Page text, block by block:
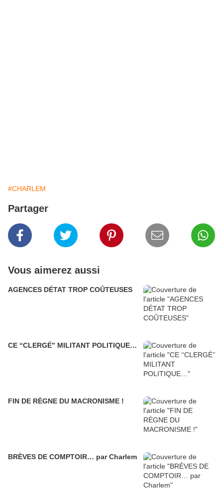
#CHARLEM
Partager
Vous aimerez aussi
AGENCES DÉTAT TROP COÛTEUSES
CE ‘‘CLERGÉ’’ MILITANT POLITIQUE…
FIN DE RÈGNE DU MACRONISME !
BRÈVES DE COMPTOIR… par Charlem